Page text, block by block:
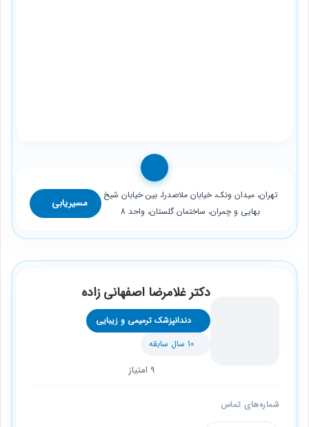
تهران، میدان ونک، خیابان ملاصدرا، بین خیابان شیخ
بهایی و چمران، ساختمان گلستان، واحد 8
مسیریابی
دکتر غلامرضا اصفهانی زاده
دندانپزشک ترمیمی و زیبایی
10 سال سابقه
9 امتیاز
شماره‌های تماس